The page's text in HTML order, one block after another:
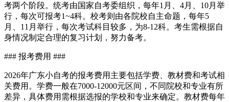
考两个阶段。统考由国家自考委组织，每年1月、4月、10月举
行，每次可报考1~4科。校考则由各院校自主命题，每年5
月、11月举行，每次考试科目较多，为8-12科。考生需根据自
身情况制定合理的复习计划，努力备考。
### 报考费用 ###
2026年广东小自考的报考费用主要包括学费、教材费和考试相
关费用。学费一般在7000-12000元区间，不同院校和专业有所
差异，具体费用需根据选报的学校和专业来确定。教材费每年